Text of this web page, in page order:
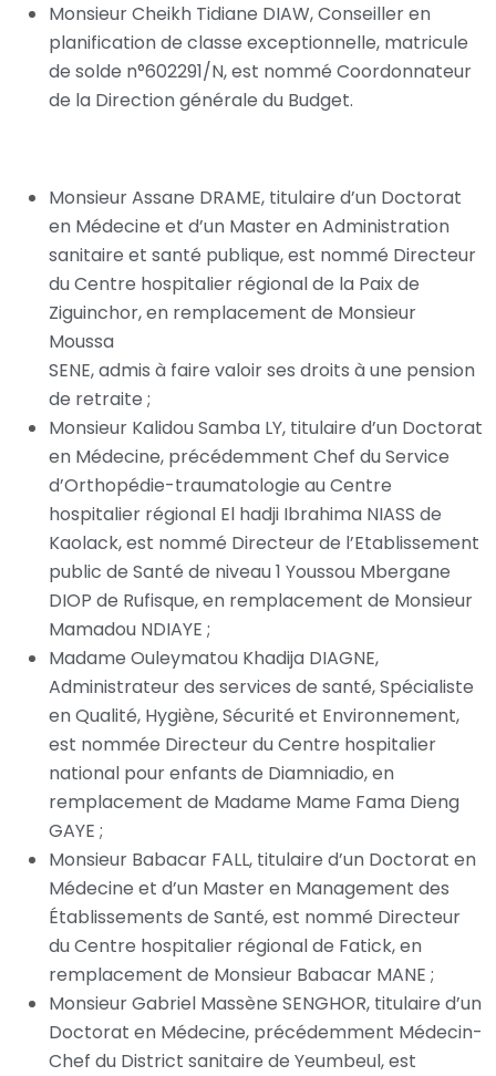
Monsieur Cheikh Tidiane DIAW, Conseiller en
planification de classe exceptionnelle, matricule
de solde n°602291/N, est nommé Coordonnateur
de la Direction générale du Budget.
Monsieur Assane DRAME, titulaire d’un Doctorat
en Médecine et d’un Master en Administration
sanitaire et santé publique, est nommé Directeur
du Centre hospitalier régional de la Paix de
Ziguinchor, en remplacement de Monsieur
Moussa
SENE, admis à faire valoir ses droits à une pension
de retraite ;
Monsieur Kalidou Samba LY, titulaire d’un Doctorat
en Médecine, précédemment Chef du Service
d’Orthopédie-traumatologie au Centre
hospitalier régional El hadji Ibrahima NIASS de
Kaolack, est nommé Directeur de l’Etablissement
public de Santé de niveau 1 Youssou Mbergane
DIOP de Rufisque, en remplacement de Monsieur
Mamadou NDIAYE ;
Madame Ouleymatou Khadija DIAGNE,
Administrateur des services de santé, Spécialiste
en Qualité, Hygiène, Sécurité et Environnement,
est nommée Directeur du Centre hospitalier
national pour enfants de Diamniadio, en
remplacement de Madame Mame Fama Dieng
GAYE ;
Monsieur Babacar FALL, titulaire d’un Doctorat en
Médecine et d’un Master en Management des
Établissements de Santé, est nommé Directeur
du Centre hospitalier régional de Fatick, en
remplacement de Monsieur Babacar MANE ;
Monsieur Gabriel Massène SENGHOR, titulaire d’un
Doctorat en Médecine, précédemment Médecin-
Chef du District sanitaire de Yeumbeul, est